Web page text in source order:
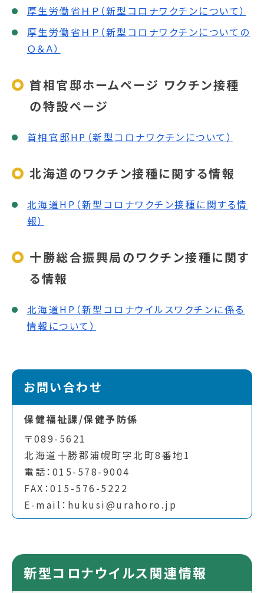
厚生労働省ＨＰ（新型コロナワクチンについて）
厚生労働省ＨＰ（新型コロナワクチンについての
Ｑ＆Ａ）
首相官邸ホームページ ワクチン接種
の特設ページ
首相官邸HP（新型コロナワクチンについて）
北海道のワクチン接種に関する情報
北海道HP（新型コロナワクチン接種に関する情
報）
十勝総合振興局のワクチン接種に関す
る情報
北海道HP（新型コロナウイルスワクチンに係る
情報について）
お問い合わせ
保健福祉課/保健予防係
〒089-5621
北海道十勝郡浦幌町字北町8番地1
電話：015-578-9004
FAX：015-576-5222
E-mail：hukusi@urahoro.jp
新型コロナウイルス関連情報